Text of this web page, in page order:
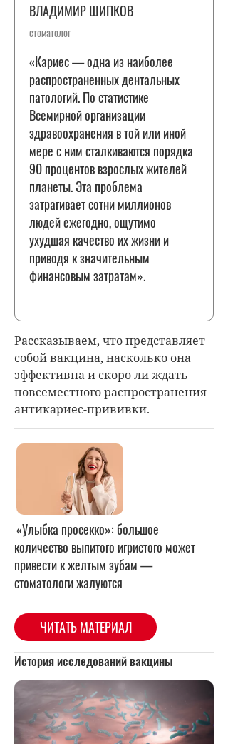
ВЛАДИМИР ШИПКОВ
стоматолог
«Кариес — одна из наиболее
распространенных дентальных
патологий. По статистике
Всемирной организации
здравоохранения в той или иной
мере с ним сталкиваются порядка
90 процентов взрослых жителей
планеты. Эта проблема
затрагивает сотни миллионов
людей ежегодно, ощутимо
ухудшая качество их жизни и
приводя к значительным
финансовым затратам».
Рассказываем, что представляет
собой вакцина, насколько она
эффективна и скоро ли ждать
повсеместного распространения
антикариес-прививки.
«Улыбка просекко»: большое
количество выпитого игристого может
привести к желтым зубам —
стоматологи жалуются
ЧИТАТЬ МАТЕРИАЛ
История исследований вакцины